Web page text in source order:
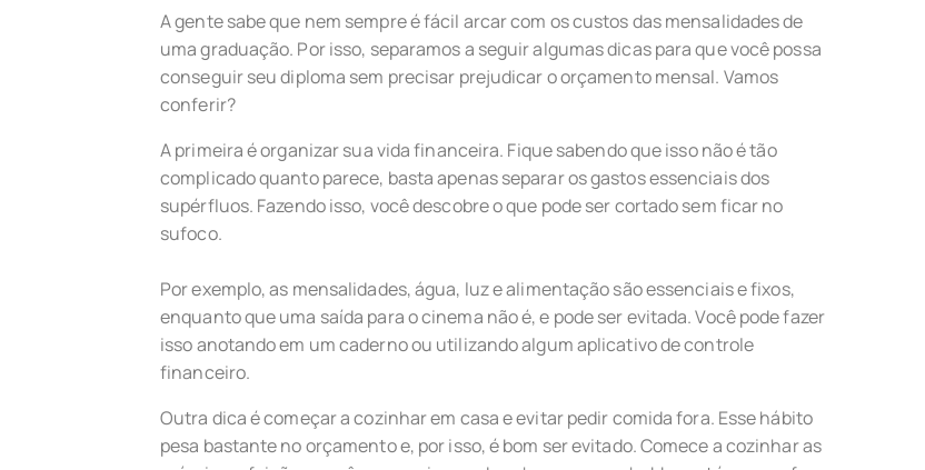
A gente sabe que nem sempre é fácil arcar com os custos das mensalidades de
uma graduação. Por isso, separamos a seguir algumas dicas para que você possa
conseguir seu diploma sem precisar prejudicar o orçamento mensal. Vamos
conferir?
A primeira é organizar sua vida financeira. Fique sabendo que isso não é tão
complicado quanto parece, basta apenas separar os gastos essenciais dos
supérfluos. Fazendo isso, você descobre o que pode ser cortado sem ficar no
sufoco.
Por exemplo, as mensalidades, água, luz e alimentação são essenciais e fixos,
enquanto que uma saída para o cinema não é, e pode ser evitada. Você pode fazer
isso anotando em um caderno ou utilizando algum aplicativo de controle
financeiro.
Outra dica é começar a cozinhar em casa e evitar pedir comida fora. Esse hábito
pesa bastante no orçamento e, por isso, é bom ser evitado. Comece a cozinhar as